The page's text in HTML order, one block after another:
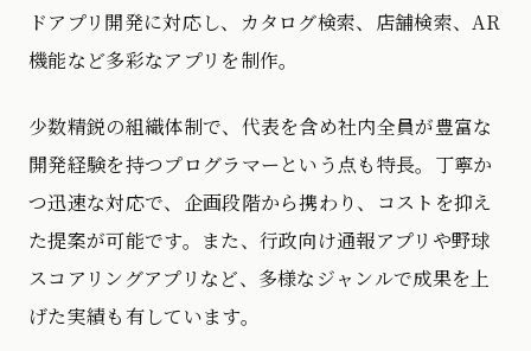
ドアプリ開発に対応し、カタログ検索、店舗検索、AR
機能など多彩なアプリを制作。
少数精鋭の組織体制で、代表を含め社内全員が豊富な
開発経験を持つプログラマーという点も特長。丁寧か
つ迅速な対応で、企画段階から携わり、コストを抑え
た提案が可能です。また、行政向け通報アプリや野球
スコアリングアプリなど、多様なジャンルで成果を上
げた実績も有しています。